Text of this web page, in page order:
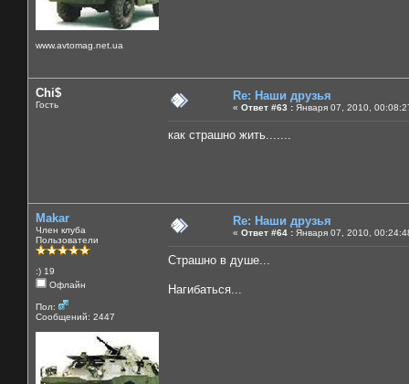
www.avtomag.net.ua
Chi$
Гость
Re: Наши друзья
« Ответ #63 : Января 07, 2010,
как страшно жить.......
Makar
Член клуба
Пользователи
:) 19
Офлайн
Пол:
Сообщений: 2447
Re: Наши друзья
« Ответ #64 : Января 07, 2010,
Страшно в душе...
Нагибаться...